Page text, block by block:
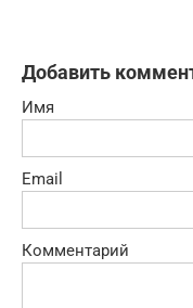
Добавить
Имя
Email
Комментарий